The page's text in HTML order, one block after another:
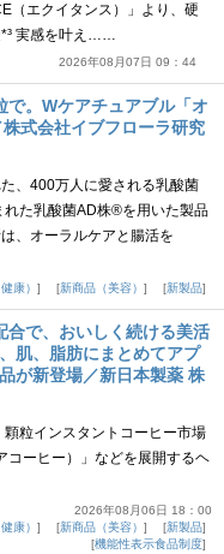
（エクイタンス）」より、硬
*³ 実感を叶え……
2026年08月07日 09：44
で。Wケアチュアブル「オ
式会社イブフローラ研究
、400万人に愛される乳酸菌
た乳酸菌AD株®を用いた製品
、オーラルケアと腸活を
康） 新商品（美容） 新製品
合で、おいしく続ける美活
肌、脂肪にまとめてアプ
が新登場／新日本製薬 株
粒インスタントコーヒー市場
ーヒー）」などを展開するヘ
2026年08月06日 18：00
康） 新商品（美容）
新製品
機能性表示食品制度